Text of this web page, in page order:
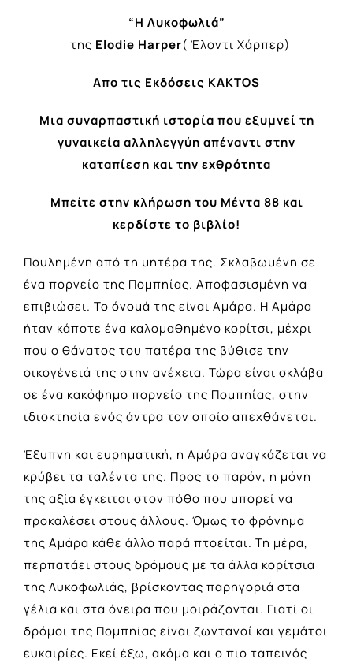
“Η Λυκοφωλιά”
της Elodie Harper( Έλοντι Χάρπερ)
Απο τις Εκδόσεις KAKTOS
Μια συναρπαστική ιστορία που εξυμνεί τη
γυναικεία αλληλεγγύη απέναντι στην
καταπίεση και την εχθρότητα
Μπείτε στην κλήρωση του Μέντα 88 και
κερδίστε το βιβλίο!
Πουλημένη από τη μητέρα της. Σκλαβωμένη σε
ένα πορνείο της Πομπηίας. Αποφασισμένη να
επιβιώσει. Το όνομά της είναι Αμάρα. Η Αμάρα
ήταν κάποτε ένα καλομαθημένο κορίτσι, μέχρι
που ο θάνατος του πατέρα της βύθισε την
οικογένειά της στην ανέχεια. Τώρα είναι σκλάβα
σε ένα κακόφημο πορνείο της Πομπηίας, στην
ιδιοκτησία ενός άντρα τον οποίο απεχθάνεται.
Έξυπνη και ευρηματική, η Αμάρα αναγκάζεται να
κρύβει τα ταλέντα της. Προς το παρόν, η μόνη
της αξία έγκειται στον πόθο που μπορεί να
προκαλέσει στους άλλους. Όμως το φρόνημα
της Αμάρα κάθε άλλο παρά πτοείται. Τη μέρα,
περπατάει στους δρόμους με τα άλλα κορίτσια
της Λυκοφωλιάς, βρίσκοντας παρηγοριά στα
γέλια και στα όνειρα που μοιράζονται. Γιατί οι
δρόμοι της Πομπηίας είναι ζωντανοί και γεμάτοι
ευκαιρίες. Εκεί έξω, ακόμα και ο πιο ταπεινός